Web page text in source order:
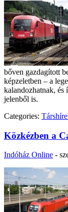
bőven gazdagított
képzeletben – a
kalandozhatnak, és
jelenből is.
Categories:
Közkézben a
Indóház Online -